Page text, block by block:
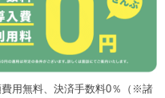
用無料、決済手数料0％（※諸